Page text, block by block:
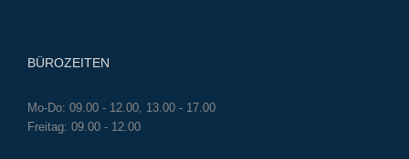
BÜROZEITEN
Mo-Do: 09.00 - 12.00, 13.00 - 17.00
Freitag: 09.00 - 12.00